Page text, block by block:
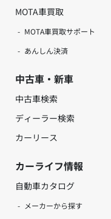
MOTA車買取
MOTA車買取サポート
あんしん決済
中古車・新車
中古車検索
ディーラー検索
カーリース
カーライフ情報
自動車カタログ
メーカーから探す